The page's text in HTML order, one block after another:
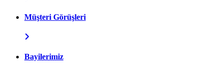
Müşteri Görüşleri
Bayilerimiz